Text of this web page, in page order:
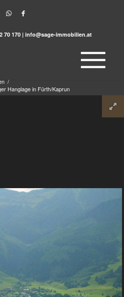
70 170 | info@sage-immobilien.at
/
Hanglage in Fürth/Kaprun